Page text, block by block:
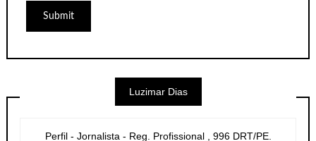
Luzimar Dias
Perfil - Jornalista - Reg. Profissional , 996 DRT/PE.